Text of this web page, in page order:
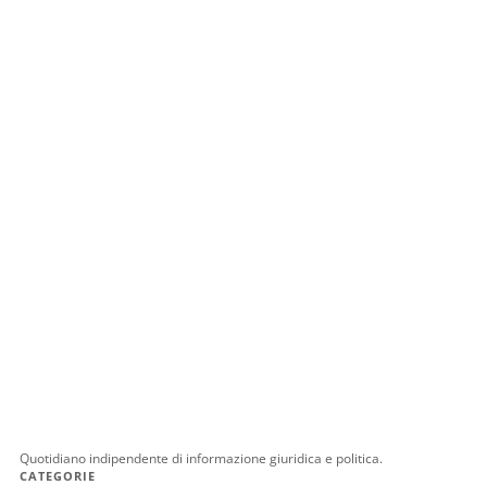
Quotidiano indipendente di informazione giuridica e politica.
CATEGORIE